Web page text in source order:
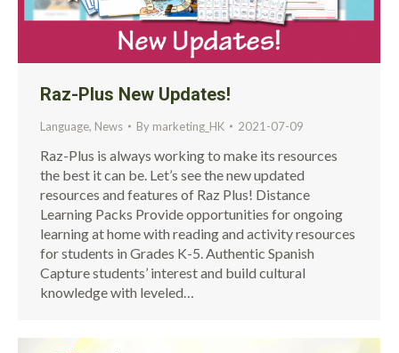
Raz-Plus New Updates!
Language, News By marketing_HK 2021-07-09
Raz-Plus is always working to make its resources
the best it can be. Let’s see the new updated
resources and features of Raz Plus! Distance
Learning Packs Provide opportunities for ongoing
learning at home with reading and activity resources
for students in Grades K-5. Authentic Spanish
Capture students’ interest and build cultural
knowledge with leveled…